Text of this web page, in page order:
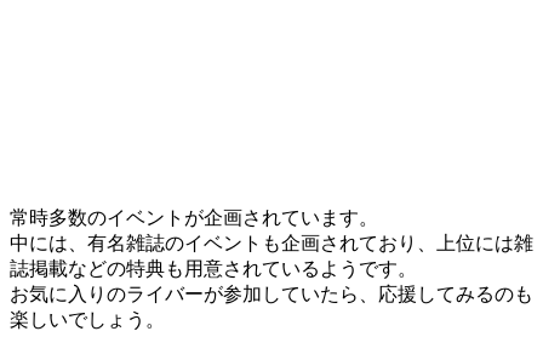
常時多数のイベントが企画されています。
中には、有名雑誌のイベントも企画されており、上位には雑
誌掲載などの特典も用意されているようです。
お気に入りのライバーが参加していたら、応援してみるのも
楽しいでしょう。